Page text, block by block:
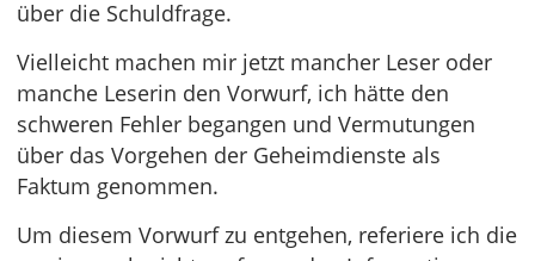
über die Schuldfrage.
Vielleicht machen mir jetzt mancher Leser oder
manche Leserin den Vorwurf, ich hätte den
schweren Fehler begangen und Vermutungen
über das Vorgehen der Geheimdienste als
Faktum genommen.
Um diesem Vorwurf zu entgehen, referiere ich die